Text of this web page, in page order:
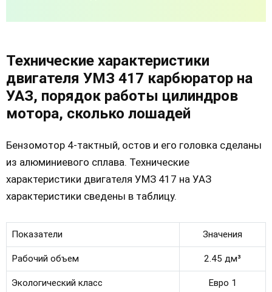
Технические характеристики
двигателя УМЗ 417 карбюратор на
УАЗ, порядок работы цилиндров
мотора, сколько лошадей
Бензомотор 4-тактный, остов и его головка сделаны
из алюминиевого сплава. Технические
характеристики двигателя УМЗ 417 на УАЗ
характеристики сведены в таблицу.
Показатели Значения
Рабочий объем 2.45 дм³
Экологический класс Евро 1